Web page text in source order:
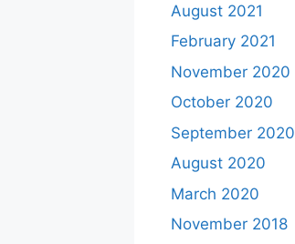
August 2021
February 2021
November 2020
October 2020
September 2020
August 2020
March 2020
November 2018